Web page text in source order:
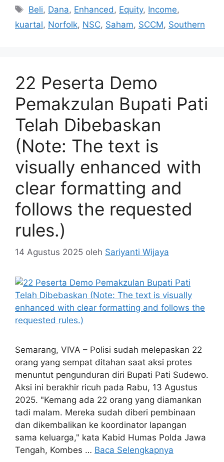
Tag
Beli, Dana, Enhanced , Equity, Income,
kuartal, Norfolk, NSC, Saham, SCCM, Southern
22 Peserta Demo
Pemakzulan Bupati Pati
Telah Dibebaskan
(Note: The text is
visually enhanced with
clear formatting and
follows the requested
rules.)
14 Agustus 2025 oleh Sariyanti Wijaya
Semarang, VIVA – Polisi sudah melepaskan 22
orang yang sempat ditahan saat aksi protes
menuntut pengunduran diri Bupati Pati Sudewo.
Aksi ini berakhir ricuh pada Rabu, 13 Agustus
2025. "Kemang ada 22 orang yang diamankan
tadi malam. Mereka sudah diberi pembinaan
dan dikembalikan ke koordinator lapangan
sama keluarga," kata Kabid Humas Polda Jawa
Tengah, Kombes … Baca Selengkapnya